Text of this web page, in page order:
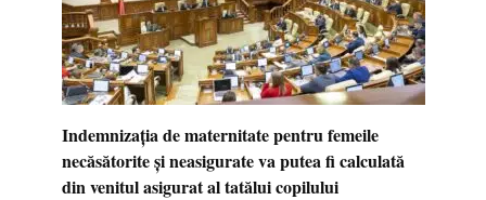
Indemnizația de maternitate pentru femeile
necăsătorite și neasigurate va putea fi calculată
din venitul asigurat al tatălui copilului